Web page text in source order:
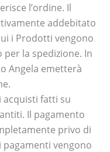
l’ordine. Il
addebitato
i Prodotti vengono
la spedizione. In
Angela emetterà
acquisti fatti su
Il pagamento
privo di
vengono